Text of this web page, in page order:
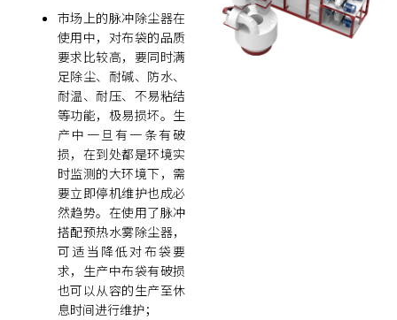
市场上的脉冲除尘器在
使用中，对布袋的品质
要求比较高，要同时满
足除尘、耐碱、防水、
耐温、耐压、不易粘结
等功能，极易损坏。生
产中一旦有一条有破
损，在到处都是环境实
时监测的大环境下，需
要立即停机维护也成必
然趋势。在使用了脉冲
搭配预热水雾除尘器，
可适当降低对布袋要
求，生产中布袋有破损
也可以从容的生产至休
息时间进行维护；